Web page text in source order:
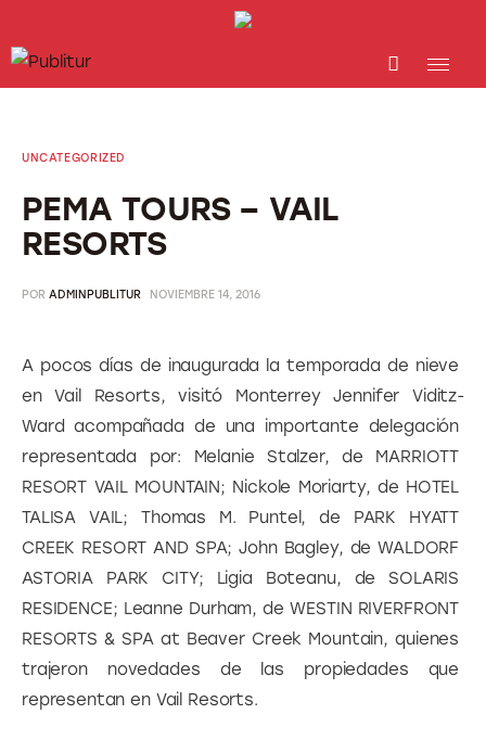
INICIO
DESTINOS
EVENTOS
TRAINING
ABORDANDO A…
UNCATEGORIZED
PEMA TOURS – VAIL
RESORTS
POR ADMINPUBLITUR NOVIEMBRE 14, 2016
A pocos días de inaugurada la temporada de nieve
en Vail Resorts, visitó Monterrey Jennifer Viditz-
Ward acompañada de una importante delegación
representada por: Melanie Stalzer, de MARRIOTT
RESORT VAIL MOUNTAIN; Nickole Moriarty, de HOTEL
TALISA VAIL; Thomas M. Puntel, de PARK HYATT
CREEK RESORT AND SPA; John Bagley, de WALDORF
ASTORIA PARK CITY; Ligia Boteanu, de SOLARIS
RESIDENCE; Leanne Durham, de WESTIN RIVERFRONT
RESORTS & SPA at Beaver Creek Mountain, quienes
trajeron novedades de las propiedades que
representan en Vail Resorts.